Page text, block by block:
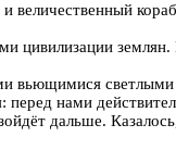
вьющимися
нами
дальше.